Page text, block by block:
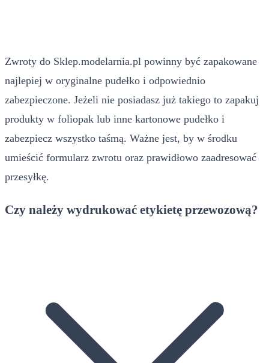
Zwroty do Sklep.modelarnia.pl powinny być zapakowane
najlepiej w oryginalne pudełko i odpowiednio
zabezpieczone. Jeżeli nie posiadasz już takiego to zapakuj
produkty w foliopak lub inne kartonowe pudełko i
zabezpiecz wszystko taśmą. Ważne jest, by w środku
umieścić formularz zwrotu oraz prawidłowo zaadresować
przesyłkę.
Czy należy wydrukować etykietę przewozową?